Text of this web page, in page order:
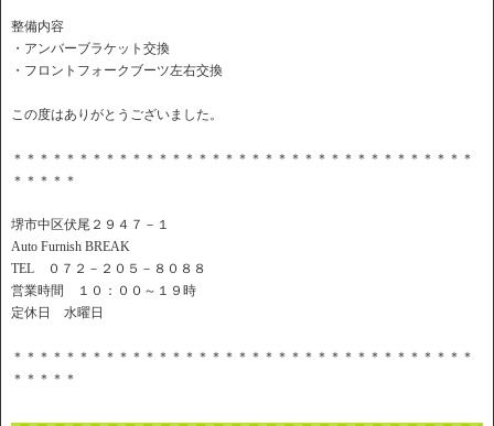
整備内容
・アンバーブラケット交換
・フロントフォークブーツ左右交換
この度はありがとうございました。
＊＊＊＊＊＊＊＊＊＊＊＊＊＊＊＊＊＊＊＊＊＊＊＊＊＊＊＊＊＊＊＊＊＊＊
＊＊＊＊＊
堺市中区伏尾２９４７－１
Auto Furnish BREAK
TEL ０７２－２０５－８０８８
営業時間 １０：００～１９時
定休日 水曜日
＊＊＊＊＊＊＊＊＊＊＊＊＊＊＊＊＊＊＊＊＊＊＊＊＊＊＊＊＊＊＊＊＊＊＊
＊＊＊＊＊